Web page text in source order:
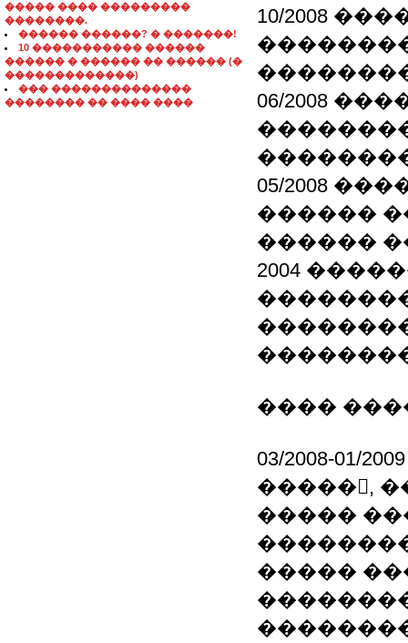
����� ���� ���������
��������.
������ ������? � �������!
10 ����������� ������
������ � ������ �� ������ (�
�������������)
��� ��������������
�������� �� ���� ����
10/2008
06/2008
05/2008
������
������
2004
����
03/2008-
�����,
�����
�����